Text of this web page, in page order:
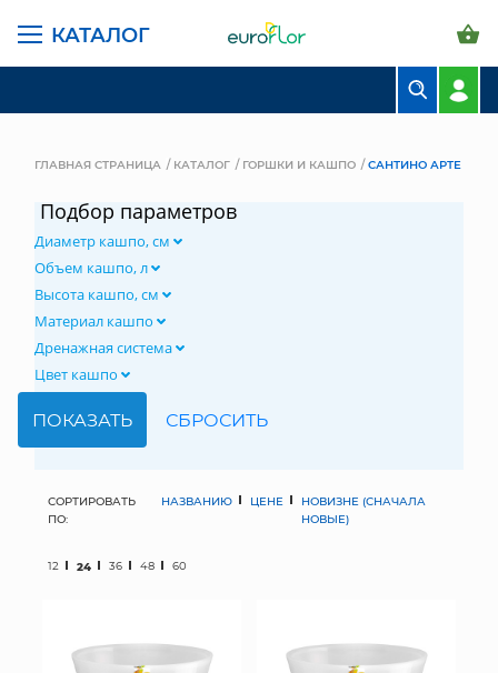
КАТАЛОГ
СВАДЕБНАЯ ФЛОРИСТИКА
КОМНАТНЫЕ РАСТЕНИЯ
ГЛАВНАЯ СТРАНИЦА КАТАЛОГ ГОРШКИ И КАШПО САНТИНО АРТЕ
Подбор параметров
Диаметр кашпо, см
Объем кашпо, л
Высота кашпо, см
Материал кашпо
Дренажная система
Цвет кашпо
СОРТИРОВАТЬ
ПО:
НАЗВАНИЮ ЦЕНЕ
НОВИЗНЕ (СНАЧАЛА
НОВЫЕ)
12 24 36 48 60